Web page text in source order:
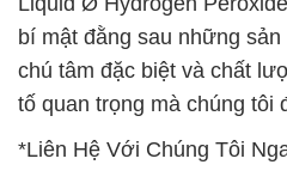
bí mật đằng sau những
chú tâm đặc biệt và chất
tố quan trọng mà chúng tôi
*Liên Hệ Với Chúng Tôi